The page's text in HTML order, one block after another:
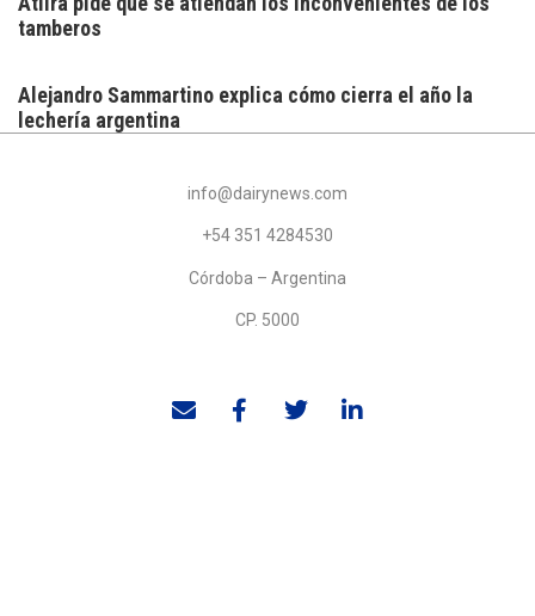
tamberos
Alejandro Sammartino explica cómo cierra el año la
lechería argentina
info@dairynews.com
+54 351 4284530
Córdoba – Argentina
CP. 5000